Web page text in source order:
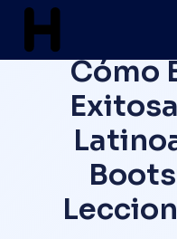
Cómo